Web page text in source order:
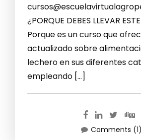
¿PORQUE DEBES LLEVAR
Porque es un curso que
actualizado sobre
lechero en sus diferentes
empleando […]
Comments (1)